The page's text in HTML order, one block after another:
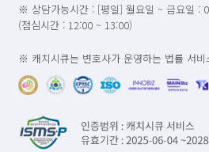
※ 상담가능시간 : [평일] 월요일 ~ 금요일 :
(점심시간 : 12:00 ~ 13:00)
※ 캐치시큐는 변호사가 운영하는 법률 서비